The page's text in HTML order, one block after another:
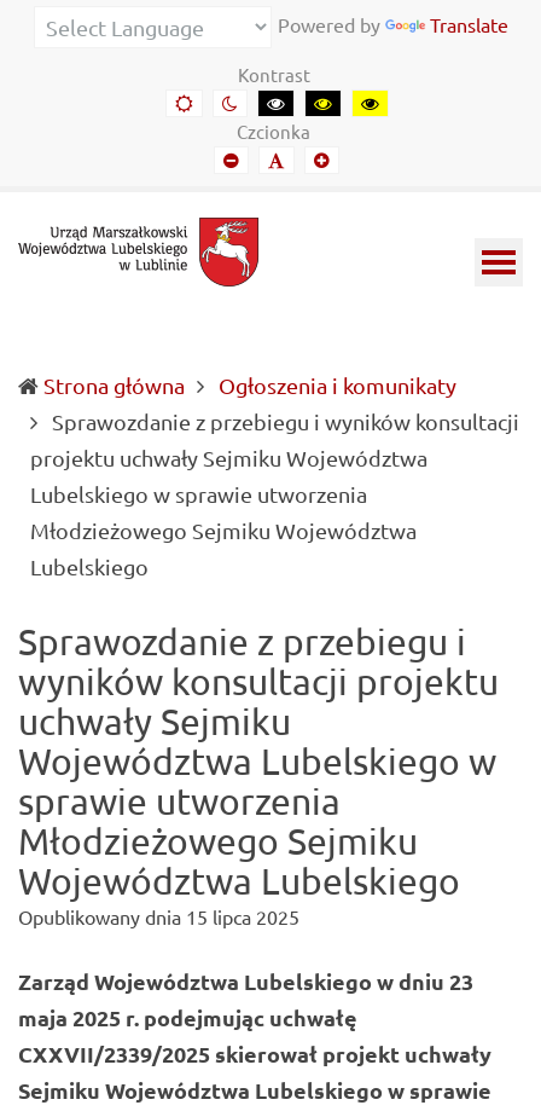
Urząd
Informacje
Lubelszczyźnie
Powered by Translate
Kontrast
Domyślny
kontrast
Kontrast
nocny
Kontrast
czarny-
biały
Kontrast
czarny-
Kontrast
żółto-
Czcionka
Mniejszy
font
Domyślny
font
Mniejszy
Strona główna
Ogłoszenia i komunikaty
Sprawozdanie z przebiegu i wyników konsultacji
projektu uchwały Sejmiku Województwa
Lubelskiego w sprawie utworzenia
Młodzieżowego Sejmiku Województwa
Lubelskiego
Sprawozdanie z przebiegu i
wyników konsultacji projektu
uchwały Sejmiku
Województwa Lubelskiego w
sprawie utworzenia
Młodzieżowego Sejmiku
Województwa Lubelskiego
Opublikowany dnia 15 lipca 2025
Zarząd Województwa Lubelskiego w dniu 23
maja 2025 r. podejmując uchwałę
CXXVII/2339/2025 skierował projekt uchwały
Sejmiku Województwa Lubelskiego w sprawie